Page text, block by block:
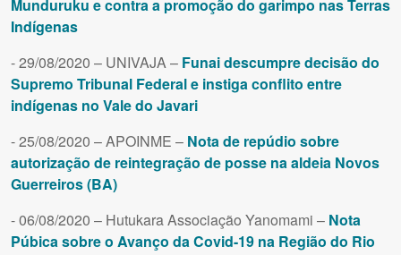
Munduruku e contra a promoção do garimpo nas Terras
Indígenas
- 29/08/2020 – UNIVAJA – Funai descumpre decisão do
Supremo Tribunal Federal e instiga conflito entre
indígenas no Vale do Javari
- 25/08/2020 – APOINME – Nota de repúdio sobre
autorização de reintegração de posse na aldeia Novos
Guerreiros (BA)
- 06/08/2020 – Hutukara Associação Yanomami – Nota
Púbica sobre o Avanço da Covid-19 na Região do Rio